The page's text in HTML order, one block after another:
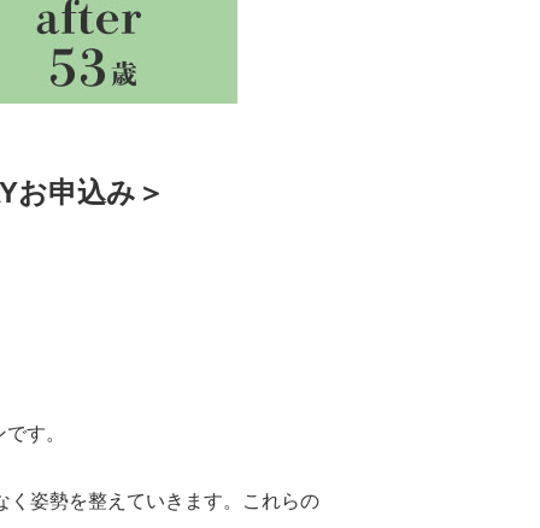
お申込み＞
す。
く姿勢を整えていきます。これらの